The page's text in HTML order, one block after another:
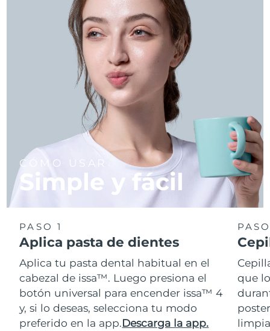
CÓMO USAR
Simple y fácil
PASO 1
Aplica pasta de dientes
Aplica tu pasta dental habitual en el
cabezal de issa™. Luego presiona el
botón universal para encender issa™ 4
y, si lo deseas, selecciona tu modo
preferido en la app.Descarga la app.
que